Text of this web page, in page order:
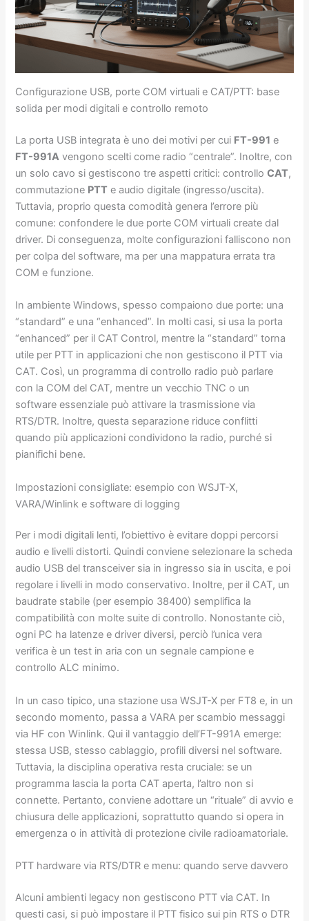
Configurazione USB, porte COM virtuali e CAT/PTT: base
solida per modi digitali e controllo remoto
La porta USB integrata è uno dei motivi per cui FT-991 e
FT-991A vengono scelti come radio “centrale”. Inoltre, con
un solo cavo si gestiscono tre aspetti critici: controlloCAT,
commutazione PTT e audio digitale (ingresso/uscita).
Tuttavia, proprio questa comodità genera l’errore più
comune: confondere le due porte COM virtuali create dal
driver. Di conseguenza, molte configurazioni falliscono non
per colpa del software, ma per una mappatura errata tra
COM e funzione.
In ambiente Windows, spesso compaiono due porte: una
“standard” e una “enhanced”. In molti casi, si usa la porta
“enhanced” per il CAT Control, mentre la “standard” torna
utile per PTT in applicazioni che non gestiscono il PTT via
CAT. Così, un programma di controllo radio può parlare
con la COM del CAT, mentre un vecchio TNC o un
software essenziale può attivare la trasmissione via
RTS/DTR. Inoltre, questa separazione riduce conflitti
quando più applicazioni condividono la radio, purché si
pianifichi bene.
Impostazioni consigliate: esempio con WSJT-X,
VARA/Winlink e software di logging
Per i modi digitali lenti, l’obiettivo è evitare doppi percorsi
audio e livelli distorti. Quindi conviene selezionare la scheda
audio USB del transceiver sia in ingresso sia in uscita, e poi
regolare i livelli in modo conservativo. Inoltre, per il CAT, un
baudrate stabile (per esempio 38400) semplifica la
compatibilità con molte suite di controllo. Nonostante ciò,
ogni PC ha latenze e driver diversi, perciò l’unica vera
verifica è un test in aria con un segnale campione e
controllo ALC minimo.
In un caso tipico, una stazione usa WSJT-X per FT8 e, in un
secondo momento, passa a VARA per scambio messaggi
via HF con Winlink. Qui il vantaggio dell’FT-991A emerge:
stessa USB, stesso cablaggio, profili diversi nel software.
Tuttavia, la disciplina operativa resta cruciale: se un
programma lascia la porta CAT aperta, l’altro non si
connette. Pertanto, conviene adottare un “rituale” di avvio e
chiusura delle applicazioni, soprattutto quando si opera in
emergenza o in attività di protezione civile radioamatoriale.
PTT hardware via RTS/DTR e menu: quando serve davvero
Alcuni ambienti legacy non gestiscono PTT via CAT. In
questi casi, si può impostare il PTT fisico sui pin RTS o DTR